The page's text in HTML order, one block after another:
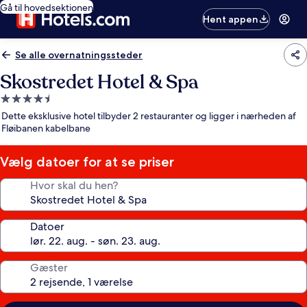
Gå til hovedsektionen
Hent appen
Se alle overnatningssteder
Skostredet Hotel & Spa
4.5-
stjernet
overnatningssted
Dette eksklusive hotel tilbyder 2 restauranter og ligger i nærheden af
Fløibanen kabelbane
Vælg datoer for at se priser
Hvor skal du hen?
Datoer
Gæster